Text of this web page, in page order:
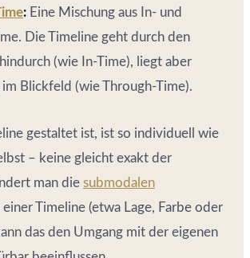
: Eine Mischung aus In- und
Die Timeline geht durch den
(wie In-Time), liegt aber
Blickfeld (wie Through-Time).
gestaltet ist, ist so individuell wie
– keine gleicht exakt der
man die submodalen
einer Timeline (etwa Lage, Farbe oder
das den Umgang mit der eigenen